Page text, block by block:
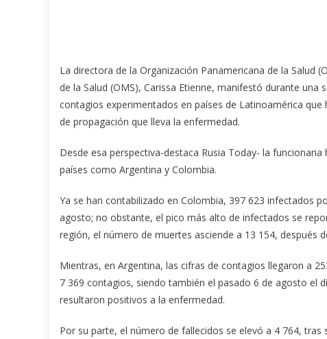
La directora de la Organización Panamericana de la Salud
de la Salud (OMS), Carissa Etienne, manifestó durante
contagios experimentados en países de Latinoamérica
de propagación que lleva la enfermedad.
Desde esa perspectiva-destaca Rusia Today- la
países como Argentina y Colombia.
Ya se han contabilizado en Colombia, 397 623 infectados
agosto; no obstante, el pico más alto de infectados se
región, el número de muertes asciende a 13 154, después
Mientras, en Argentina, las cifras de contagios llegaron a
7 369 contagios, siendo también el pasado 6 de agosto el
resultaron positivos a la enfermedad.
Por su parte, el número de fallecidos se elevó a 4 764,